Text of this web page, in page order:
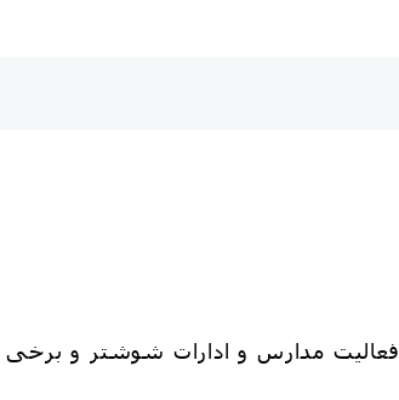
فعالیت مدارس و ادارات شوشتر و